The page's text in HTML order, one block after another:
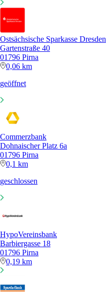
Ostsächsische Sparkasse Dresden
Gartenstraße 40
01796 Pirna
0,06 km
geöffnet
Commerzbank
Dohnaischer Platz 6a
01796 Pirna
0,1 km
geschlossen
HypoVereinsbank
Barbiergasse 18
01796 Pirna
0,19 km